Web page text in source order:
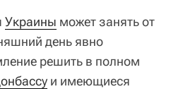
Украины может занять от
день явно
решить в полном
и имеющиеся